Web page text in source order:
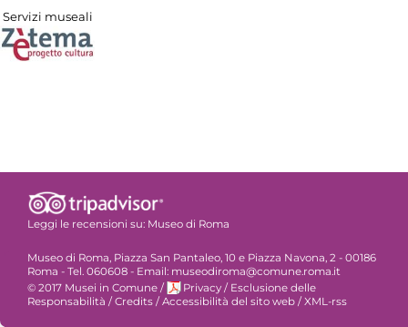
Servizi museali
Leggi le recensioni su: Museo di Roma
Museo di Roma, Piazza San Pantaleo, 10 e Piazza Navona, 2 - 00186
Roma - Tel. 060608 - Email: museodiroma@comune.roma.it
© 2017 Musei in Comune / Privacy / Esclusione delle
Responsabilità / Credits / Accessibilità del sito web / XML-rss